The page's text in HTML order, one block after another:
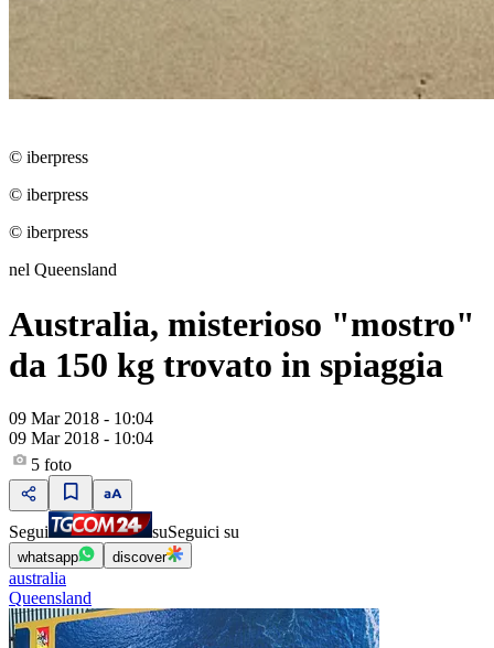
© iberpress
© iberpress
© iberpress
nel Queensland
Australia, misterioso "mostro"
da 150 kg trovato in spiaggia
09 Mar 2018 - 10:04
09 Mar 2018 - 10:04
5 foto
Segui suSeguici su
whatsapp discover
australia
Queensland